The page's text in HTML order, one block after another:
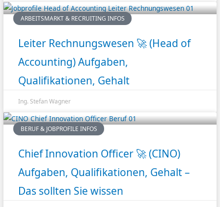
ARBEITSMARKT & RECRUITING INFOS
Leiter Rechnungswesen 🚀 (Head of
Accounting) Aufgaben,
Qualifikationen, Gehalt
Ing. Stefan Wagner
BERUF & JOBPROFILE INFOS
Chief Innovation Officer 🚀 (CINO)
Aufgaben, Qualifikationen, Gehalt –
Das sollten Sie wissen